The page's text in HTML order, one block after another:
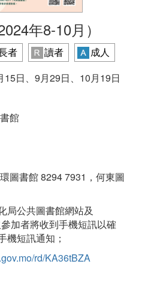
年8-10月）
者 讀者
成人
日、9月29日、10月19日
館
圖書館 8294 7931，何東圖
局公共圖書館網站及
加者將收到手機短訊以確
機短訊通知；
rd/KA36tBZA